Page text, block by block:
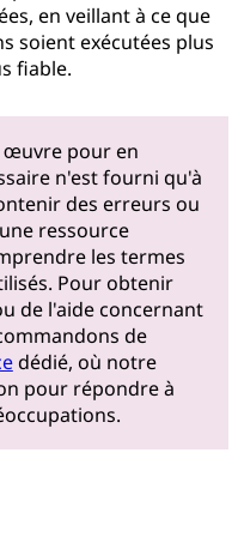
en veillant à ce que
soient exécutées plus
fiable.
œuvre pour en
n'est fourni qu'à
des erreurs ou
ressource
les termes
Pour obtenir
de l'aide concernant
de
dédié, où notre
pour répondre à